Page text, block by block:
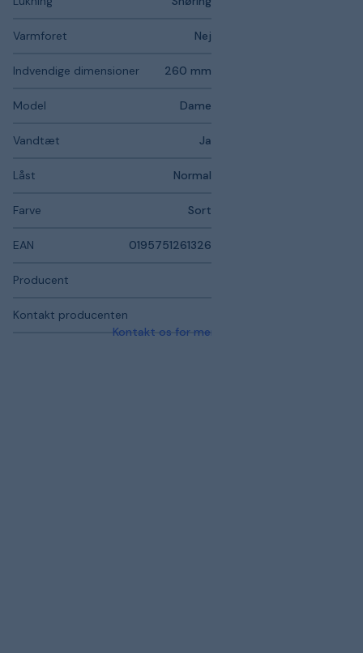
Varmforet Nej
Indvendige dimensioner 260 mm
Model Dame
Vandtæt Ja
Låst Normal
Farve Sort
EAN 0195751261326
Producent
Kontakt producenten
Kontakt os for mere information